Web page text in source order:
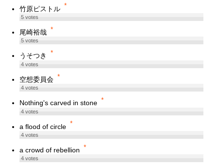
竹原ピストル *
5votes
尾崎裕哉 *
5votes
うそつき *
4votes
空想委員会 *
4votes
Nothing's carved in stone *
4votes
a flood of circle *
4votes
a crowd of rebellion *
4votes